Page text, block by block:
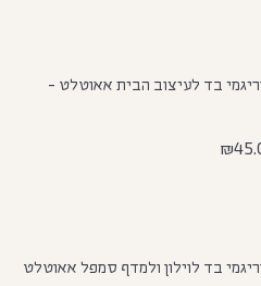
בד לעיצוב הבית אאוטלט -
₪
בד לוילון ולמדף סמפל אאוטלט